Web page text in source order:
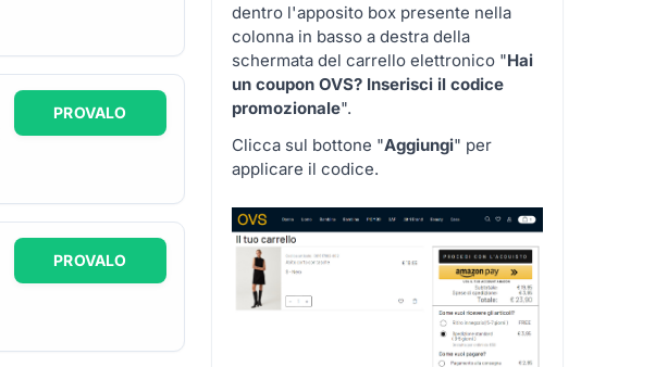
PROVALO
PROVALO
dentro l'apposito box presente nella
colonna in basso a destra della
schermata del carrello elettronico "Hai
un coupon OVS? Inserisci il codice
promozionale".
Clicca sul bottone "Aggiungi" per
applicare il codice.